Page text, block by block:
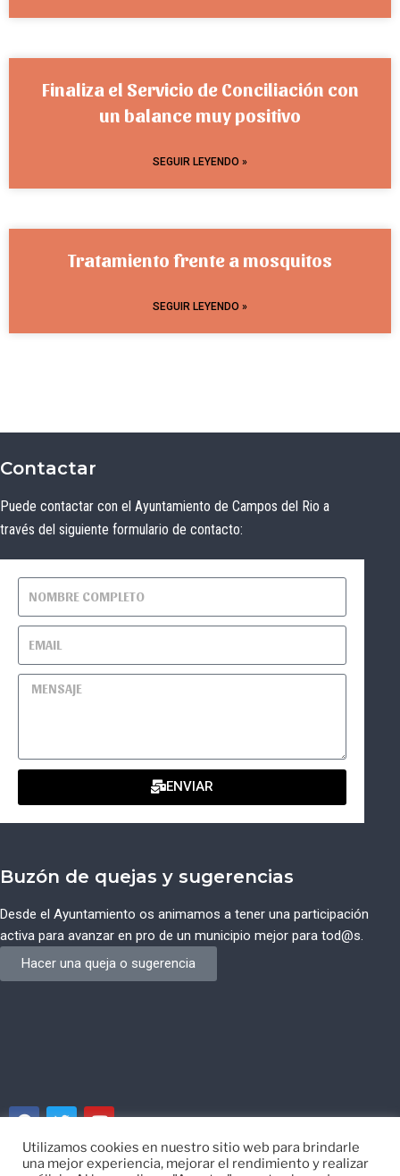
Finaliza el Servicio de Conciliación con
un balance muy positivo
SEGUIR LEYENDO »
Tratamiento frente a mosquitos
SEGUIR LEYENDO »
Contactar
Puede contactar con el Ayuntamiento de Campos del Rio a
través del siguiente formulario de contacto:
ENVIAR
Buzón de quejas y sugerencias
Desde el Ayuntamiento os animamos a tener una participación
activa para avanzar en pro de un municipio mejor para tod@s.
Hacer una queja o sugerencia
Utilizamos cookies en nuestro sitio web para brindarle
una mejor experiencia, mejorar el rendimiento y realizar